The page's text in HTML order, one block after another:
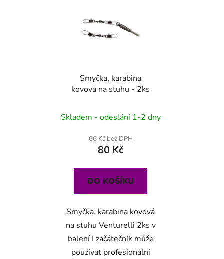
Smyčka, karabina
kovová na stuhu - 2ks
Skladem - odeslání 1-2 dny
66 Kč bez DPH
80 Kč
DO KOŠÍKU
Smyčka, karabina kovová
na stuhu Venturelli 2ks v
balení I začátečník může
používat profesionální